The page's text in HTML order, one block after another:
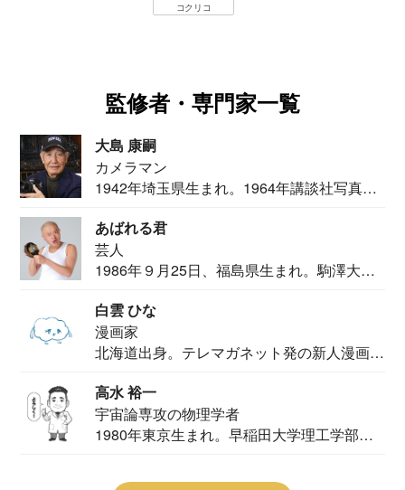
コクリコ
監修者・専門家一覧
大島 康嗣
カメラマン
1942年埼玉県生まれ。1964年講談社写真部
あばれる君
芸人
1986年９月25日、福島県生まれ。駒澤大学
白雲 ひな
漫画家
北海道出身。テレマガネット発の新人漫画
高水 裕一
宇宙論専攻の物理学者
1980年東京生まれ。早稲田大学理工学部物